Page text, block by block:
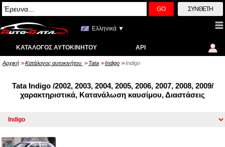
GO ΣΎΝΘΕΤΗ
Ελληνικά ▼
ΚΑΤΆΛΟΓΟΣ ΑΥΤΟΚΙΝΉΤΟΥ API
Αρχική >> Κατάλογος αυτοκινήτου >> Tata >> Indigo >> Indigo
Tata Indigo /2002, 2003, 2004, 2005, 2006, 2007, 2008, 2009/
χαρακτηριστικά, Κατανάλωση καυσίμου, Διαστάσεις